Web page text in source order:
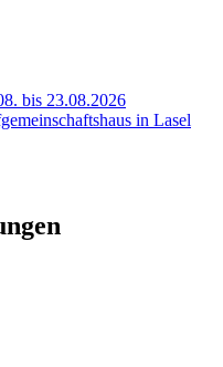
bis 23.08.2026
in Lasel